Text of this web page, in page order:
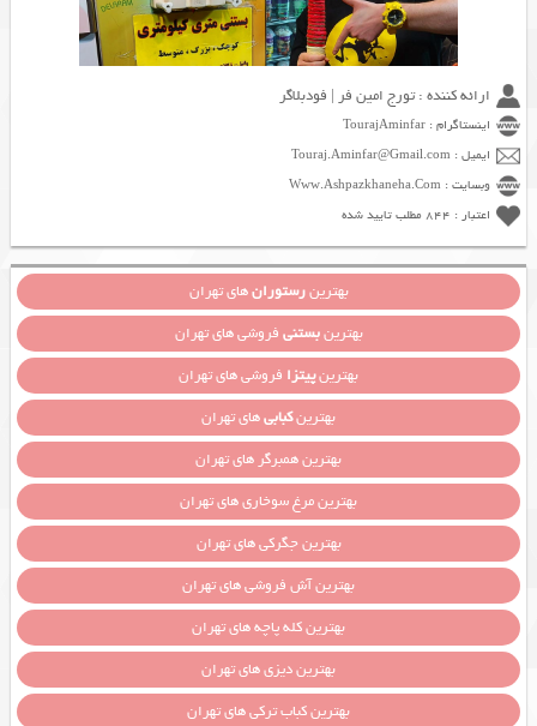
ارائه کننده : تورج امین فر | فودبلاگر
اینستاگرام : TourajAminfar
ایمیل : Touraj.Aminfar@Gmail.com
وبسایت : Www.Ashpazkhaneha.Com
اعتبار : 844 مطلب تایید شده
بهترینرستورانهای تهران
بهترینبستنی فروشی های تهران
بهترینپیتزا فروشی های تهران
بهترینکبابیهای تهران
بهترین همبرگر های تهران
بهترین مرغ سوخاری های تهران
بهترین جگرکی های تهران
بهترین آش فروشی های تهران
بهترین کله پاچه های تهران
بهترین دیزی های تهران
بهترین کباب ترکی های تهران